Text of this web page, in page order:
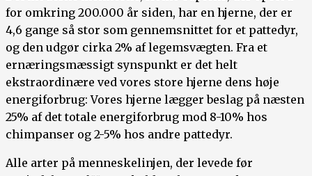
for omkring 200.000 år siden, har en hjerne, der er
4,6 gange så stor som gennemsnittet for et pattedyr,
og den udgør cirka 2% af legemsvægten. Fra et
ernæringsmæssigt synspunkt er det helt
ekstraordinære ved vores store hjerne dens høje
energiforbrug: Vores hjerne lægger beslag på næsten
25% af det totale energiforbrug mod 8-10% hos
chimpanser og 2-5% hos andre pattedyr.
Alle arter på menneskelinjen, der levede før